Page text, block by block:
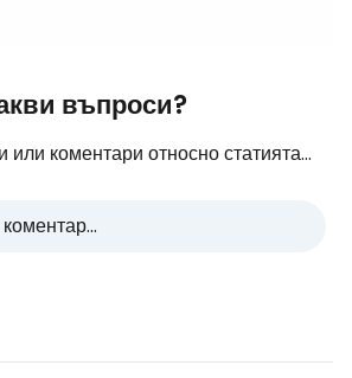
въпроси?
коментари относно статията...